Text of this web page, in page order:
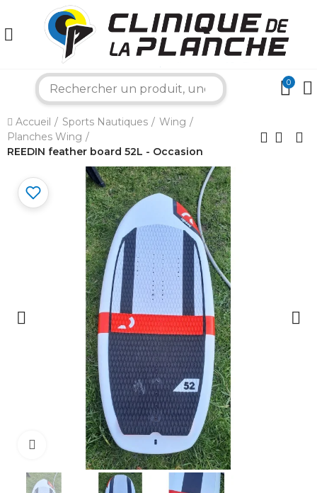
0
Accueil Sports Nautiques
Wing
Planches Wing
REEDIN feather board 52L - Occasion
Cliquez pour agrandir
×
Bonjour ! Je suis votre expert nautique.
Comment puis-je vous aider aujourd'hui ?